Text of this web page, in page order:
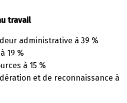
travail
administrative à 39 %
19 %
à 15 %
et de reconnaissance à